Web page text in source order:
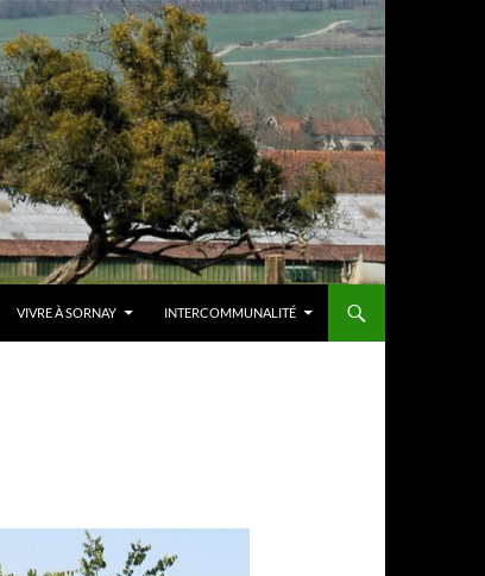
VIVRE À SORNAY INTERCOMMUNALITÉ